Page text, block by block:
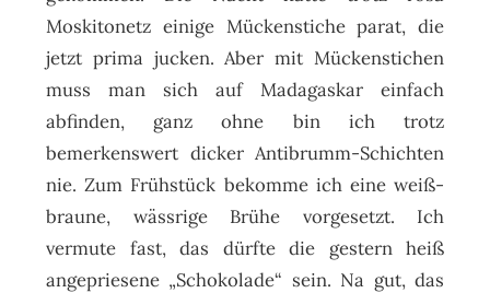
Moskitonetz einige Mückenstiche parat, die
jetzt prima jucken. Aber mit Mückenstichen
muss man sich auf Madagaskar einfach
abfinden, ganz ohne bin ich trotz
bemerkenswert dicker Antibrumm-Schichten
nie. Zum Frühstück bekomme ich eine weiß-
braune, wässrige Brühe vorgesetzt. Ich
vermute fast, das dürfte die gestern heiß
angepriesene „Schokolade“ sein. Na gut, das